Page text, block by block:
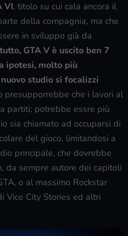
VI, titolo su cui cala ancora il
della compagnia, ma che
in sviluppo già da
GTA V è uscito ben 7
ipotesi, molto più
studio si focalizzi
presupporrebbe che i lavori al
partiti; potrebbe essre più
sia chiamato ad occuparsi di
del gioco, limitandosi a
principale, che dovrebbe
da sempre autore dei capitoli
o al massimo Rockstar
Vice City Stories ed altri